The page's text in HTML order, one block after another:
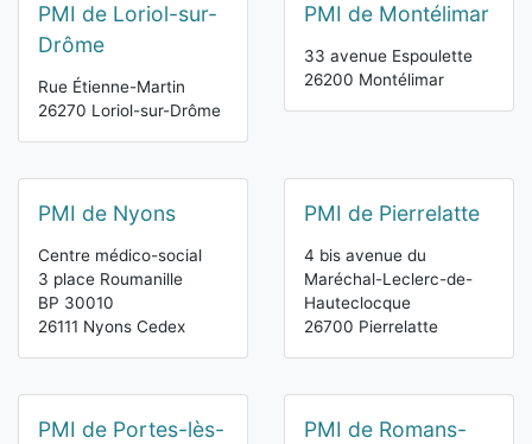
PMI de Loriol-sur-
Drôme
Rue Étienne-Martin
26270 Loriol-sur-Drôme
PMI de Montélimar
33 avenue Espoulette
26200 Montélimar
PMI de Nyons
Centre médico-social
3 place Roumanille
BP 30010
26111 Nyons Cedex
PMI de Pierrelatte
4 bis avenue du
Maréchal-Leclerc-de-
Hauteclocque
26700 Pierrelatte
PMI de Portes-lès-
PMI de Romans-